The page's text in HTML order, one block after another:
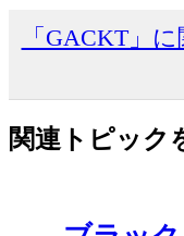
「GACKT」
関連トピック